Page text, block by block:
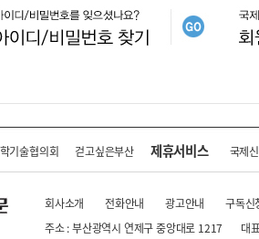
기술협의회 걷고싶은부산 제휴서비스 국제
회사소개 전화안내 광고안내
구독신
주소 : 부산광역시 연제구 중앙대로 1217
대